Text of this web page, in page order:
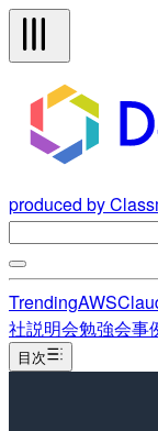
produced by
TrendingAWS
社説明会勉強会事
目次